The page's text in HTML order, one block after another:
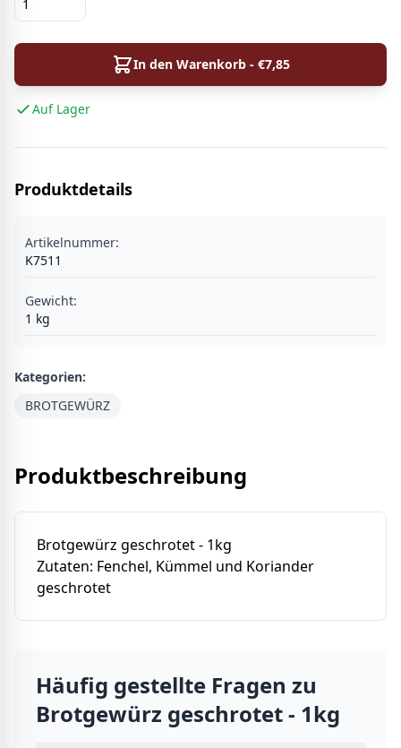
In den Warenkorb - €7,85
Auf Lager
Produktdetails
Artikelnummer:
K7511
Gewicht:
1 kg
Kategorien:
BROTGEWÜRZ
Produktbeschreibung
Brotgewürz geschrotet - 1kg
Zutaten: Fenchel, Kümmel und Koriander
geschrotet
Häufig gestellte Fragen zu
Brotgewürz geschrotet - 1kg